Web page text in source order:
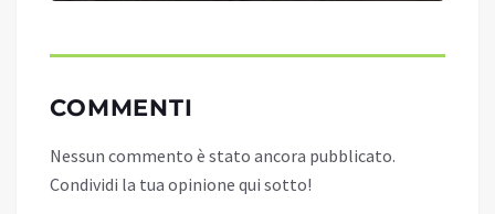
COMMENTI
Nessun commento è stato ancora pubblicato.
Condividi la tua opinione qui sotto!